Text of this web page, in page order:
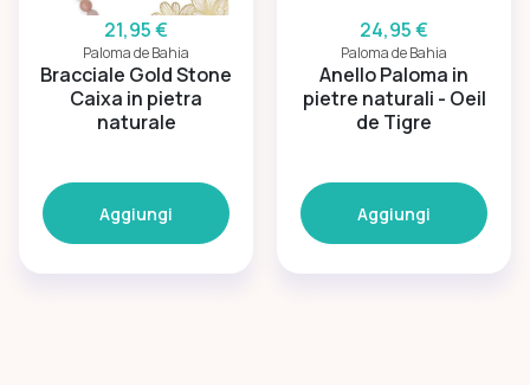
21,95 €
Paloma de Bahia
Bracciale Gold Stone
Caixa in pietra
naturale
Aggiungi
24,95 €
Paloma de Bahia
Anello Paloma in
pietre naturali - Oeil
de Tigre
Aggiungi